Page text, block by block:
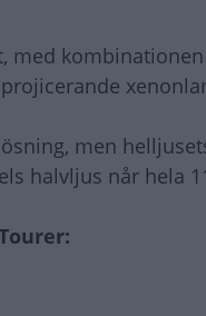
med
men
halvljus når hela